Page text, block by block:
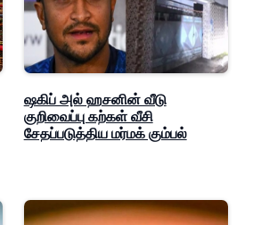
ஷகிப் அல் ஹசனின் வீடு
குறிவைப்பு கற்கள் வீசி
சேதப்படுத்திய மர்மக் கும்பல்